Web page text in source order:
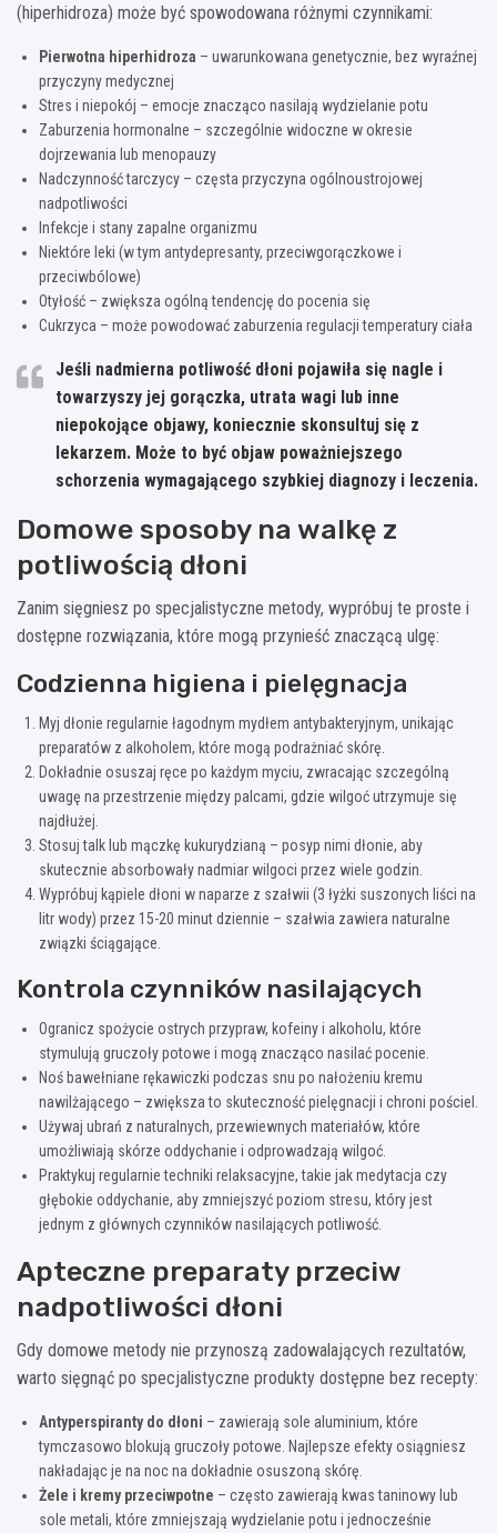
(hiperhidroza) może być spowodowana różnymi czynnikami:
Pierwotna hiperhidroza – uwarunkowana genetycznie, bez wyraźnej
przyczyny medycznej
Stres i niepokój – emocje znacząco nasilają wydzielanie potu
Zaburzenia hormonalne – szczególnie widoczne w okresie
dojrzewania lub menopauzy
Nadczynność tarczycy – częsta przyczyna ogólnoustrojowej
nadpotliwości
Infekcje i stany zapalne organizmu
Niektóre leki (w tym antydepresanty, przeciwgorączkowe i
przeciwbólowe)
Otyłość – zwiększa ogólną tendencję do pocenia się
Cukrzyca – może powodować zaburzenia regulacji temperatury ciała
Jeśli nadmierna potliwość dłoni pojawiła się nagle i
towarzyszy jej gorączka, utrata wagi lub inne
niepokojące objawy, koniecznie skonsultuj się z
lekarzem. Może to być objaw poważniejszego
schorzenia wymagającego szybkiej diagnozy i leczenia.
Domowe sposoby na walkę z
potliwością dłoni
Zanim sięgniesz po specjalistyczne metody, wypróbuj te proste i
dostępne rozwiązania, które mogą przynieść znaczącą ulgę:
Codzienna higiena i pielęgnacja
Myj dłonie regularnie łagodnym mydłem antybakteryjnym, unikając
preparatów z alkoholem, które mogą podrażniać skórę.
Dokładnie osuszaj ręce po każdym myciu, zwracając szczególną
uwagę na przestrzenie między palcami, gdzie wilgoć utrzymuje się
najdłużej.
Stosuj talk lub mączkę kukurydzianą – posyp nimi dłonie, aby
skutecznie absorbowały nadmiar wilgoci przez wiele godzin.
Wypróbuj kąpiele dłoni w naparze z szałwii (3 łyżki suszonych liści na
litr wody) przez 15-20 minut dziennie – szałwia zawiera naturalne
związki ściągające.
Kontrola czynników nasilających
Ogranicz spożycie ostrych przypraw, kofeiny i alkoholu, które
stymulują gruczoły potowe i mogą znacząco nasilać pocenie.
Noś bawełniane rękawiczki podczas snu po nałożeniu kremu
nawilżającego – zwiększa to skuteczność pielęgnacji i chroni pościel.
Używaj ubrań z naturalnych, przewiewnych materiałów, które
umożliwiają skórze oddychanie i odprowadzają wilgoć.
Praktykuj regularnie techniki relaksacyjne, takie jak medytacja czy
głębokie oddychanie, aby zmniejszyć poziom stresu, który jest
jednym z głównych czynników nasilających potliwość.
Apteczne preparaty przeciw
nadpotliwości dłoni
Gdy domowe metody nie przynoszą zadowalających rezultatów,
warto sięgnąć po specjalistyczne produkty dostępne bez recepty:
Antyperspiranty do dłoni – zawierają sole aluminium, które
tymczasowo blokują gruczoły potowe. Najlepsze efekty osiągniesz
nakładając je na noc na dokładnie osuszoną skórę.
Żele i kremy przeciwpotne – często zawierają kwas taninowy lub
sole metali, które zmniejszają wydzielanie potu i jednocześnie